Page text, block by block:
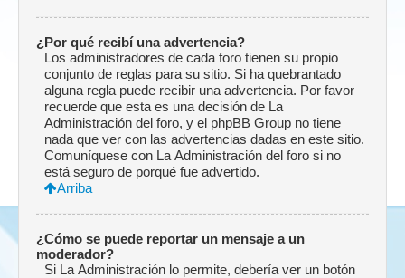
¿Por qué recibí una advertencia?
Los administradores de cada foro tienen su propio
conjunto de reglas para su sitio. Si ha quebrantado
alguna regla puede recibir una advertencia. Por favor
recuerde que esta es una decisión de La
Administración del foro, y el phpBB Group no tiene
nada que ver con las advertencias dadas en este sitio.
Comuníquese con La Administración del foro si no
está seguro de porqué fue advertido.
Arriba
¿Cómo se puede reportar un mensaje a un
moderador?
Si La Administración lo permite, debería ver un botón